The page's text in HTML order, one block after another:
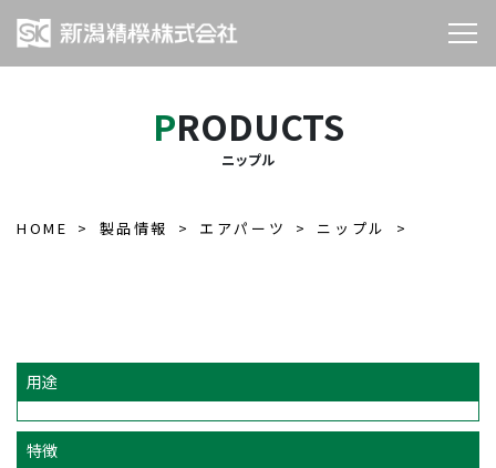
PRODUCTS
ニップル
HOME 製品情報 エアパーツ ニップル
用途
特徴